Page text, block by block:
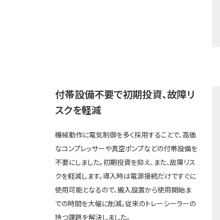
付帯設備不要で初期投資、故障リ
スクを軽減
機械動作に電気制御を多く採用することで、高価
なコンプレッサーや真空ポンプなどの付帯設備を
不要にしました。初期投資を抑え、また、故障リス
クを軽減します。導入時は電源接続だけですぐに
使用可能となるので、搬入設置から使用開始ま
での時間を大幅に削減。従来のトレーシーラーの
持つ課題を解決しました。